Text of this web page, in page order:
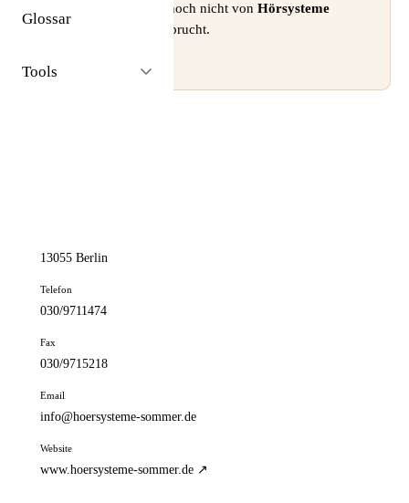
Glossar
Tools
⚠ Dieses Profil wurde noch nicht von Hörsysteme
beansprucht.
13055 Berlin
Telefon
030/9711474
Fax
030/9715218
Email
info@hoersysteme-sommer.de
Website
www.hoersysteme-sommer.de ↗